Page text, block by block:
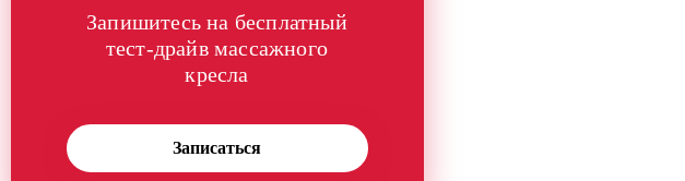
Запишитесь на бесплатный
тест-драйв массажного
кресла
Записаться